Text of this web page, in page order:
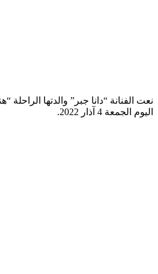
نعت الفنانة “دانا جبر” والدتها الراحلة
اليوم الجمعة 4 آذار 2022.